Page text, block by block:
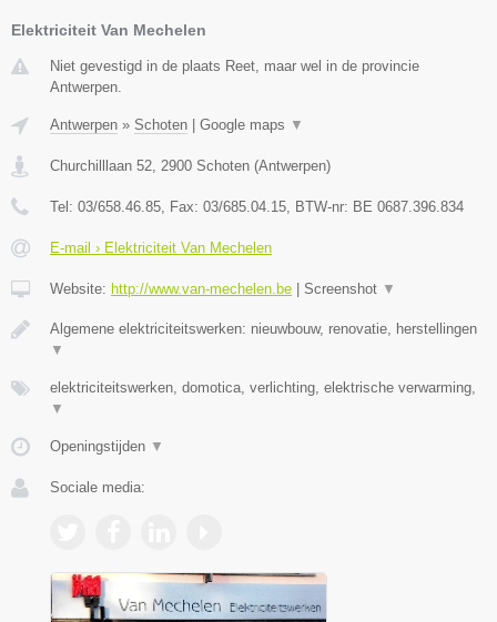
Elektriciteit Van Mechelen
Niet gevestigd in de plaats Reet, maar wel in de provincie
Antwerpen.
Antwerpen » Schoten Google maps ▼
Churchilllaan 52, 2900 Schoten (Antwerpen)
Tel: 03/658.46.85, Fax: 03/685.04.15, BTW-nr: BE 0687.396.834
E-mail › Elektriciteit Van Mechelen
Website: http://www.van-mechelen.be Screenshot ▼
Algemene elektriciteitswerken: nieuwbouw, renovatie, herstellingen
▼
elektriciteitswerken, domotica, verlichting, elektrische verwarming,
▼
Openingstijden ▼
Sociale media: